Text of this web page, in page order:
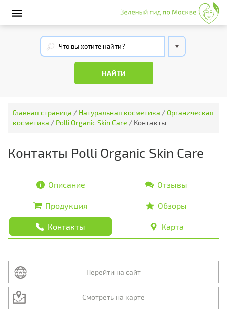
Главная страница / Натуральная косметика /Органическая
косметика / Polli Organic Skin Care / Контакты
Контакты Polli Organic Skin Care
Описание Отзывы
Продукция Обзоры
Контакты Карта
Перейти на сайт
Смотреть на карте